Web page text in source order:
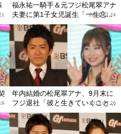
福永祐一騎手＆元フジ松尾翠アナ
夫妻に第1子女児誕生「一生忘...
2014.03.24
年内結婚の松尾翠アナ、9月末に
フジ退社「彼と生きていくこと...
2013.03.26